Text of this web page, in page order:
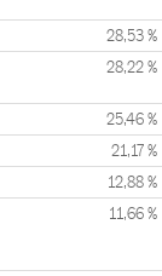
28,53 %
28,22 %
25,46 %
21,17 %
12,88 %
11,66 %